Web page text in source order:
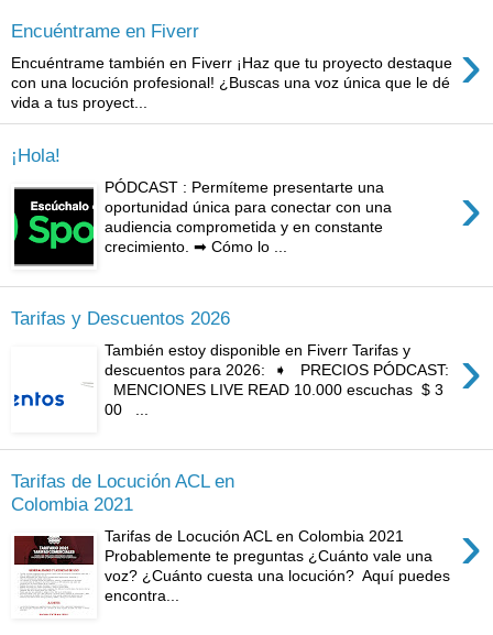
Encuéntrame en Fiverr ›
Encuéntrame también en Fiverr ¡Haz que tu proyecto destaque
con una locución profesional! ¿Buscas una voz única que le dé
vida a tus proyect...
¡Hola!
›
PÓDCAST : Permíteme presentarte una
oportunidad única para conectar con una
audiencia comprometida y en constante
crecimiento. ➡︎ Cómo lo ...
Tarifas y Descuentos 2026
›
También estoy disponible en Fiverr Tarifas y
descuentos para 2026: ➧ PRECIOS PÓDCAST:
MENCIONES LIVE READ 10.000 escuchas $ 3
00 ...
Tarifas de Locución ACL en
Colombia 2021
›
Tarifas de Locución ACL en Colombia 2021
Probablemente te preguntas ¿Cuánto vale una
voz? ¿Cuánto cuesta una locución? Aquí puedes
encontra...